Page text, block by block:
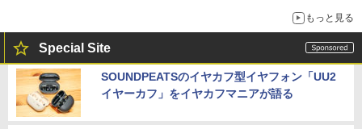
もっと見る
Special Site
SOUNDPEATSのイヤカフ型イヤフォン「UU2
イヤーカフ」をイヤカフマニアが語る